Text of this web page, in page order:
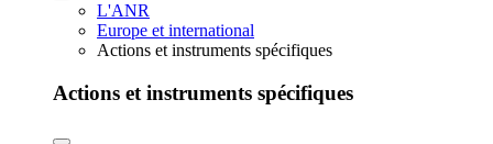
L'ANR
Europe et international
Actions et instruments spécifiques
Actions et instruments spécifiques